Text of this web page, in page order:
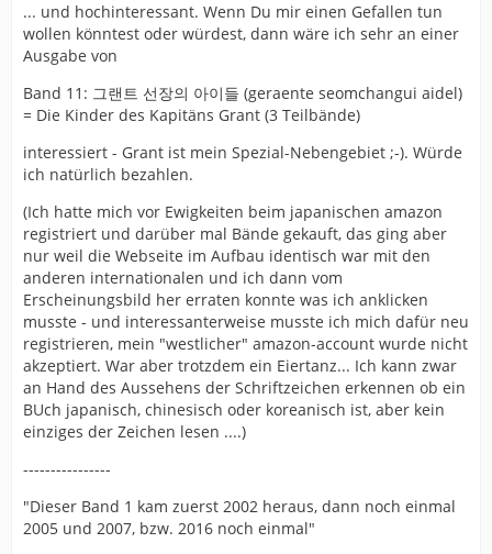
... und hochinteressant. Wenn Du mir einen Gefallen tun
wollen könntest oder würdest, dann wäre ich sehr an einer
Ausgabe von
Band 11: 그랜트 선장의 아이들 (geraente seomchangui aidel)
= Die Kinder des Kapitäns Grant (3 Teilbände)
interessiert - Grant ist mein Spezial-Nebengebiet ;-). Würde
ich natürlich bezahlen.
(Ich hatte mich vor Ewigkeiten beim japanischen amazon
registriert und darüber mal Bände gekauft, das ging aber
nur weil die Webseite im Aufbau identisch war mit den
anderen internationalen und ich dann vom
Erscheinungsbild her erraten konnte was ich anklicken
musste - und interessanterweise musste ich mich dafür neu
registrieren, mein "westlicher" amazon-account wurde nicht
akzeptiert. War aber trotzdem ein Eiertanz... Ich kann zwar
an Hand des Aussehens der Schriftzeichen erkennen ob ein
BUch japanisch, chinesisch oder koreanisch ist, aber kein
einziges der Zeichen lesen ....)
----------------
"Dieser Band 1 kam zuerst 2002 heraus, dann noch einmal
2005 und 2007, bzw. 2016 noch einmal"